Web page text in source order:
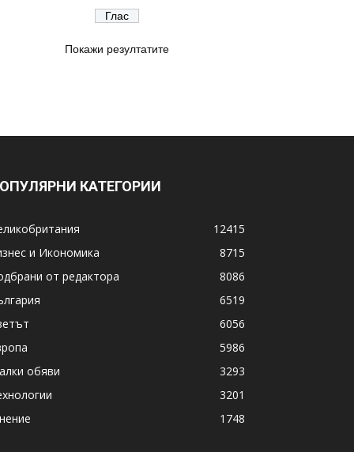
Покажи резултатите
КАТЕГОРИИ
12415
и Икономика
8715
от редактора
8086
6519
6056
5986
обяви
3293
3201
1748